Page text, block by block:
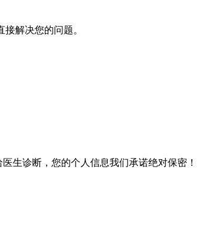
生诊断，您的个人信息我们承诺绝对保密！
解决您的问题。